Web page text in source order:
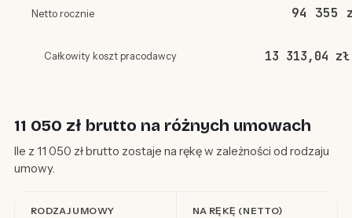
Netto rocznie 94 355
Całkowity koszt pracodawcy 13 313,04 zł
11 050 zł brutto na różnych umowach
Ile z 11 050 zł brutto zostaje na rękę w zależności od rodzaju
umowy.
RODZAJ UMOWY NA RĘKĘ (NETTO)